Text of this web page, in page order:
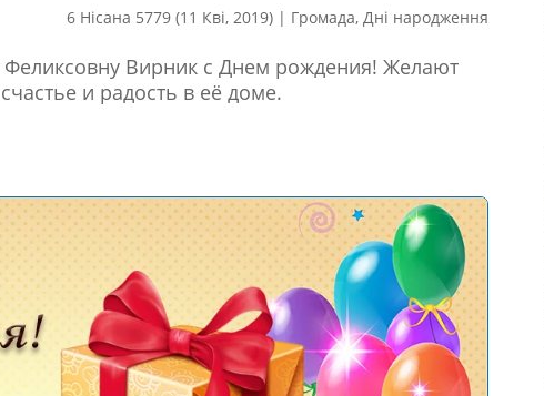
6 Нісана 5779 (11 Кві, 2019)| Громада, Дні народження
Вирник с Днем рождения! Желают
и радость в её доме.